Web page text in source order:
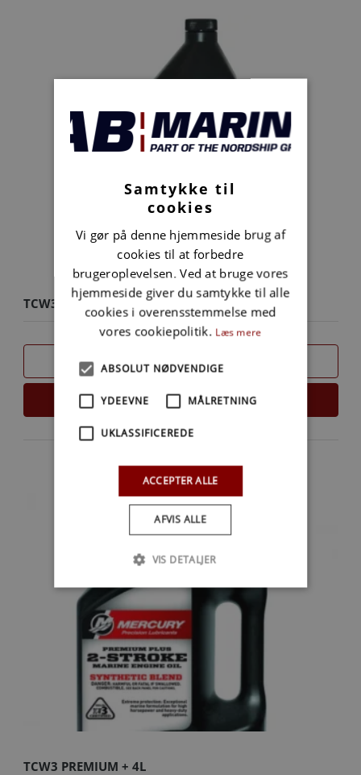
TCW3 PREMIUM + 1L
SAMMENLIGN
LÆS MERE
TCW3 PREMIUM + 4L
Samtykke til
cookies
Vi gør på denne hjemmeside brug af
cookies til at forbedre
brugeroplevelsen. Ved at bruge vores
hjemmeside giver du samtykke til alle
cookies i overensstemmelse med
vores cookiepolitik. Læs mere
ABSOLUT NØDVENDIGE
YDEEVNE MÅLRETNING
UKLASSIFICEREDE
ACCEPTER ALLE
AFVIS ALLE
VIS DETALJER